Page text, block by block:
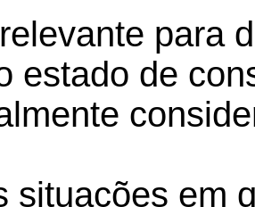
para
estado de
situações em